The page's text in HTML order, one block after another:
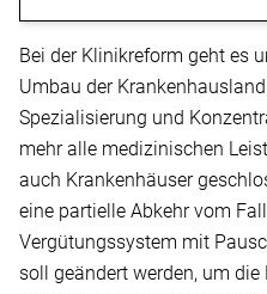
Bei der Klinikreform geht es
Umbau der
Spezialisierung und
mehr alle medizinischen
auch Krankenhäuser
eine partielle Abkehr vom
Vergütungssystem mit
soll geändert werden, um